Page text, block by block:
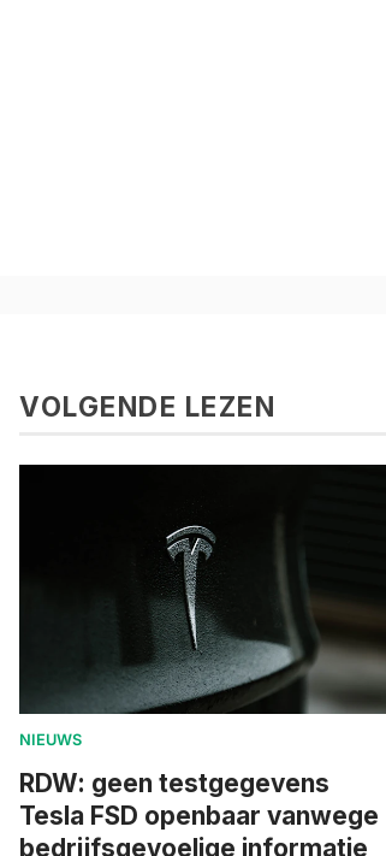
VOLGENDE LEZEN
NIEUWS
RDW: geen testgegevens
Tesla FSD openbaar vanwege
bedrijfsgevoelige informatie